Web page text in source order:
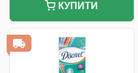
КУПИТИ